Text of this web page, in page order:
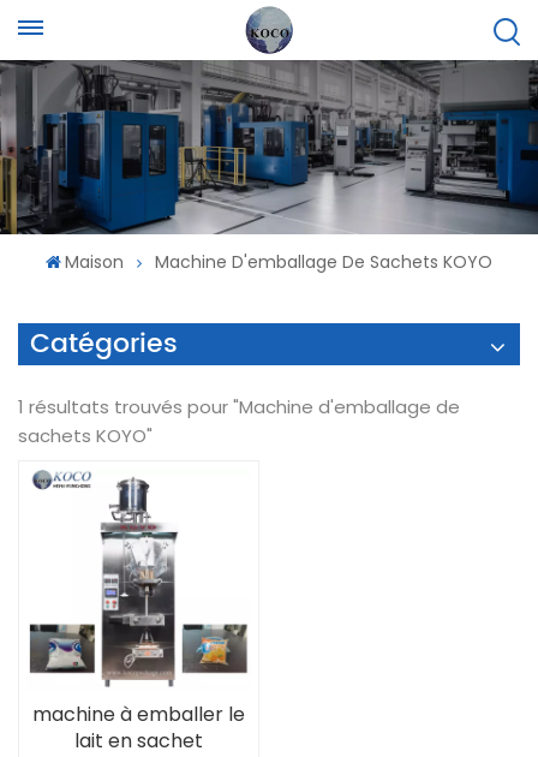
Maison Machine D'emballage De Sachets KOYO
Catégories
1 résultats trouvés pour "Machine d'emballage de
sachets KOYO"
machine à emballer le
lait en sachet